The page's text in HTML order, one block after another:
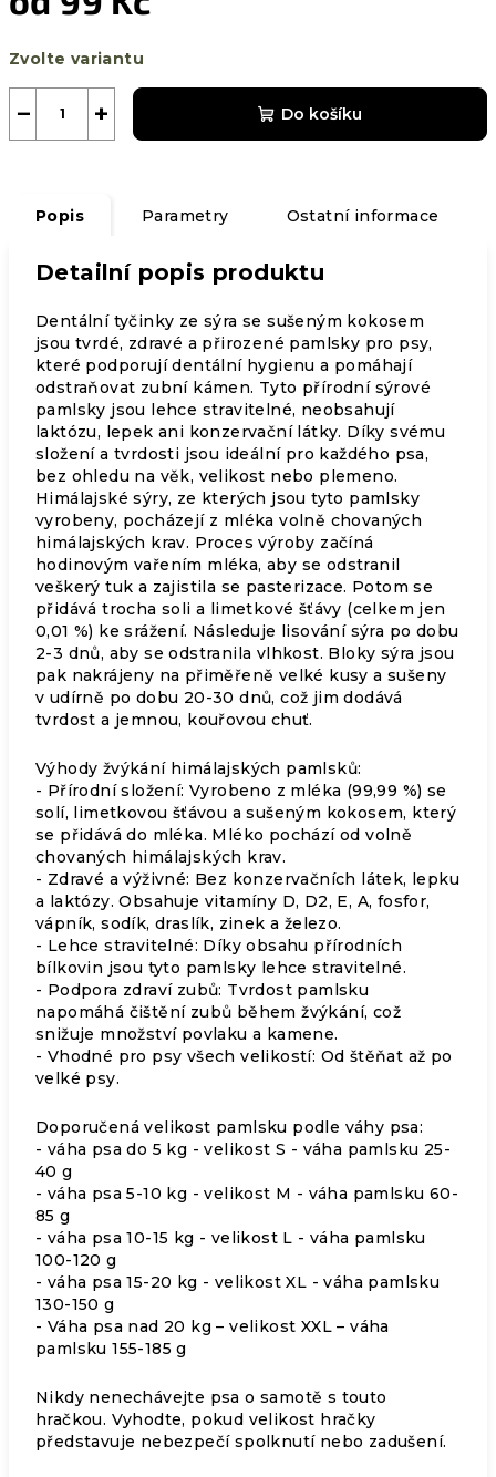
cena:
Zvolte variantu
+
− Do košíku
Popis Parametry Ostatní informace
Detailní popis produktu
Dentální tyčinky ze sýra se sušeným kokosem
jsou tvrdé, zdravé a přirozené pamlsky pro psy,
které podporují dentální hygienu a pomáhají
odstraňovat zubní kámen. Tyto přírodní sýrové
pamlsky jsou lehce stravitelné, neobsahují
laktózu, lepek ani konzervační látky. Díky svému
složení a tvrdosti jsou ideální pro každého psa,
bez ohledu na věk, velikost nebo plemeno.
Himálajské sýry, ze kterých jsou tyto pamlsky
vyrobeny, pocházejí z mléka volně chovaných
himálajských krav. Proces výroby začíná
hodinovým vařením mléka, aby se odstranil
veškerý tuk a zajistila se pasterizace. Potom se
přidává trocha soli a limetkové šťávy (celkem jen
0,01 %) ke srážení. Následuje lisování sýra po dobu
2-3 dnů, aby se odstranila vlhkost. Bloky sýra jsou
pak nakrájeny na přiměřeně velké kusy a sušeny
v udírně po dobu 20-30 dnů, což jim dodává
tvrdost a jemnou, kouřovou chuť.
Výhody žvýkání himálajských pamlsků:
- Přírodní složení: Vyrobeno z mléka (99,99 %) se
solí, limetkovou šťávou a sušeným kokosem, který
se přidává do mléka. Mléko pochází od volně
chovaných himálajských krav.
- Zdravé a výživné: Bez konzervačních látek, lepku
a laktózy. Obsahuje vitamíny D, D2, E, A, fosfor,
vápník, sodík, draslík, zinek a železo.
- Lehce stravitelné: Díky obsahu přírodních
bílkovin jsou tyto pamlsky lehce stravitelné.
- Podpora zdraví zubů: Tvrdost pamlsku
napomáhá čištění zubů během žvýkání, což
snižuje množství povlaku a kamene.
- Vhodné pro psy všech velikostí: Od štěňat až po
velké psy.
Doporučená velikost pamlsku podle váhy psa:
- váha psa do 5 kg - velikost S - váha pamlsku 25-
40 g
- váha psa 5-10 kg - velikost M - váha pamlsku 60-
85 g
- váha psa 10-15 kg - velikost L - váha pamlsku
100-120 g
- váha psa 15-20 kg - velikost XL - váha pamlsku
130-150 g
- Váha psa nad 20 kg – velikost XXL – váha
pamlsku 155-185 g
Nikdy nenechávejte psa o samotě s touto
hračkou. Vyhodte, pokud velikost hračky
představuje nebezpečí spolknutí nebo zadušení.